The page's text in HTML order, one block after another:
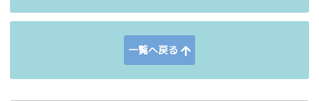
一覧へ戻る